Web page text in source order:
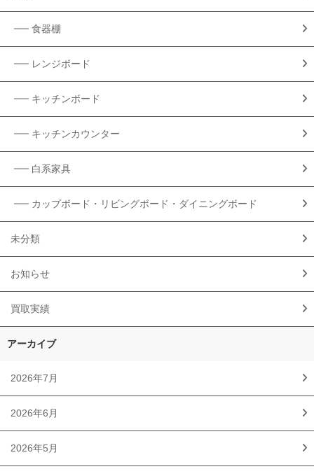
食器棚
レンジボード
キッチンボード
キッチンカウンター
白系家具
カップボード・リビングボード・ダイニングボード
未分類
お知らせ
買取実績
アーカイブ
2026年7月
2026年6月
2026年5月